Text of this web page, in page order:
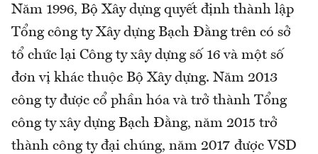
Năm 1996, Bộ Xây dựng quyết định thành lập
Tổng công ty Xây dựng Bạch Đằng trên có sở
tổ chức lại Công ty xây dựng số 16 và một số
đơn vị khác thuộc Bộ Xây dựng. Năm 2013
công ty được cổ phần hóa và trở thành Tổng
công ty xây dựng Bạch Đằng, năm 2015 trở
thành công ty đại chúng, năm 2017 được VSD